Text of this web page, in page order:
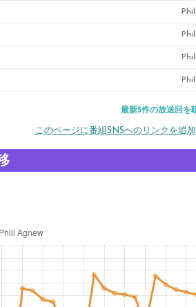
最新5件の放送回を
このページに番組SNSへのリンクを追